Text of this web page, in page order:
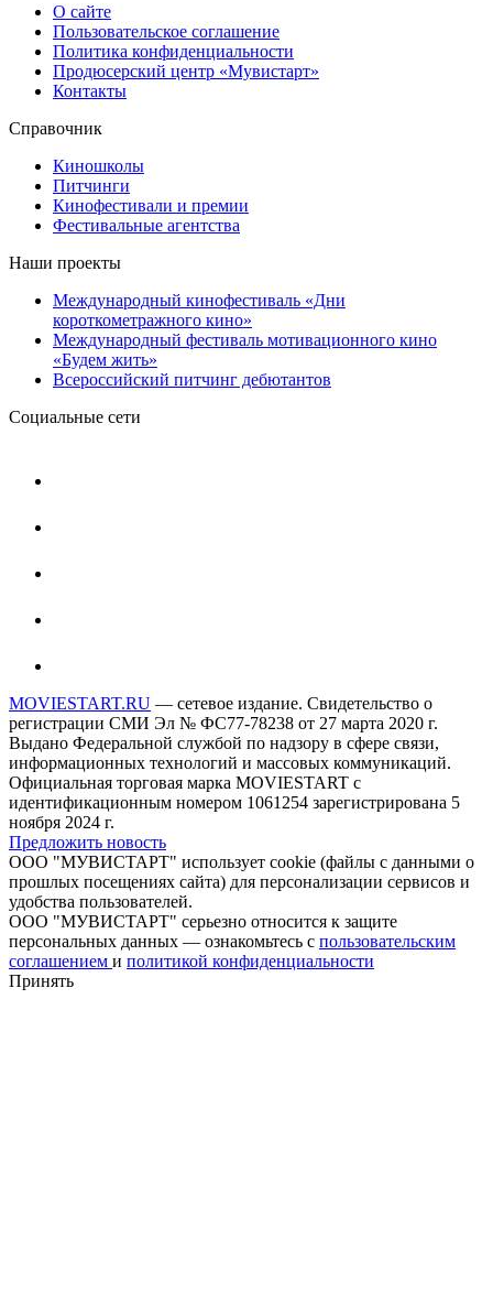
О сайте
Пользовательское соглашение
Политика конфиденциальности
Продюсерский центр «Мувистарт»
Контакты
Справочник
Киношколы
Питчинги
Кинофестивали и премии
Фестивальные агентства
Наши проекты
Международный кинофестиваль «Дни
короткометражного кино»
Международный фестиваль мотивационного кино
«Будем жить»
Всероссийский питчинг дебютантов
Социальные сети
MOVIESTART.RU — сетевое издание. Свидетельство о
регистрации СМИ Эл № ФС77-78238 от 27 марта 2020 г.
Выдано Федеральной службой по надзору в сфере связи,
информационных технологий и массовых коммуникаций.
Официальная торговая марка MOVIESTART с
идентификационным номером 1061254 зарегистрирована 5
ноября 2024 г.
Предложить новость
ООО "МУВИСТАРТ" использует cookie (файлы с данными о
прошлых посещениях сайта) для персонализации сервисов и
удобства пользователей.
ООО "МУВИСТАРТ" серьезно относится к защите
персональных данных — ознакомьтесь с пользовательским
соглашением и политикой конфиденциальности
Принять